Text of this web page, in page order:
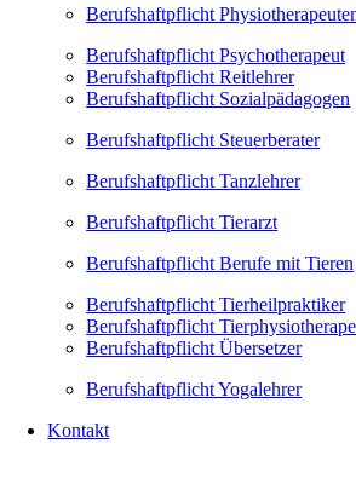
Berufshaftpflicht
Berufshaftpflicht Psychotherapeut
Berufshaftpflicht Reitlehrer
Berufshaftpflicht Sozialpädagogen
Berufshaftpflicht Steuerberater
Berufshaftpflicht Tanzlehrer
Berufshaftpflicht Tierarzt
Berufshaftpflicht Berufe mit Tieren
Berufshaftpflicht Tierheilpraktiker
Berufshaftpflicht
Berufshaftpflicht Übersetzer
Berufshaftpflicht Yogalehrer
Kontakt